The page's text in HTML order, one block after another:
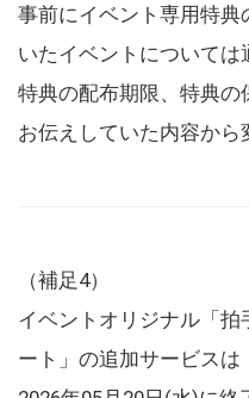
事前にイベント専用特
いたイベントについては
特典の配布期限、特典の
お伝えしていた内容から
（補足4）
イベントオリジナル「
ート」の追加サービスは